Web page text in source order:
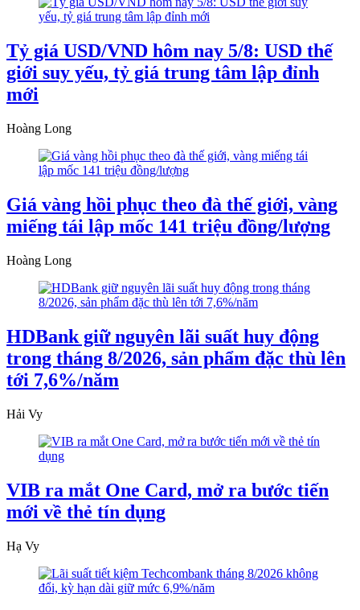
Tỷ giá USD/VND hôm nay 5/8: USD thế
giới suy yếu, tỷ giá trung tâm lập đỉnh
mới
Hoàng Long
Giá vàng hồi phục theo đà thế giới, vàng
miếng tái lập mốc 141 triệu đồng/lượng
Hoàng Long
HDBank giữ nguyên lãi suất huy động
trong tháng 8/2026, sản phẩm đặc thù lên
tới 7,6%/năm
Hải Vy
VIB ra mắt One Card, mở ra bước tiến
mới về thẻ tín dụng
Hạ Vy